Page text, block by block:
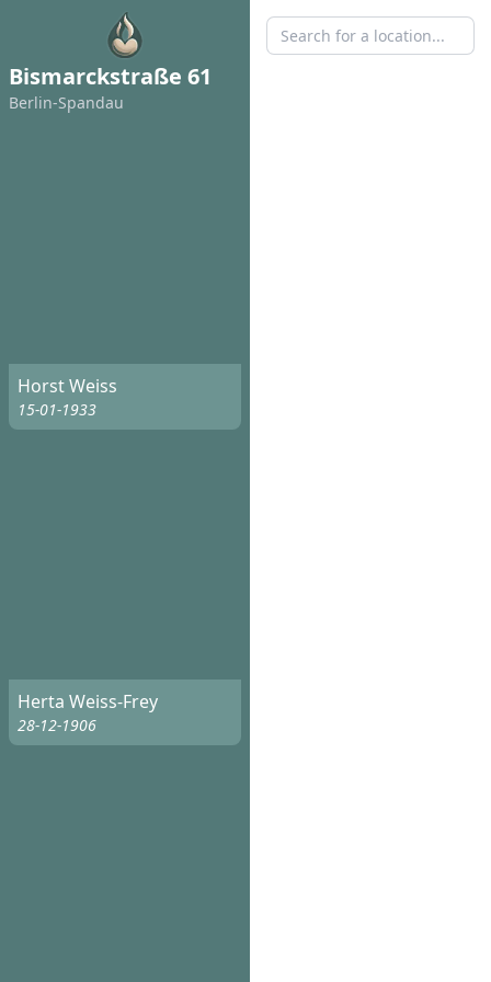
Bismarckstraße 61
Berlin-Spandau
Horst Weiss
15-01-1933
Herta Weiss-Frey
28-12-1906